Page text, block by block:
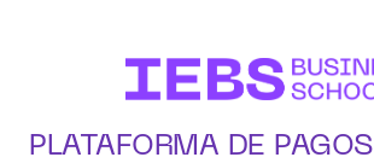
PLATAFORMA DE PAGOS